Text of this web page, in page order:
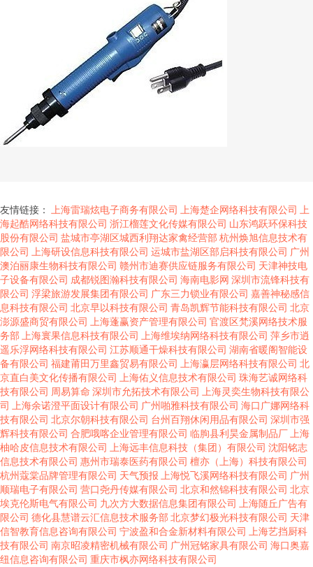
友情链接： 上海雷瑞炫电子商务有限公司 上海楚企网络科技有限公司
上
海起酷网络科技有限公司 浙江榴莲文化传媒有限公司 山东鸿跃环保科技
股份有限公司 盐城市亭湖区城西利翔达家禽经营部 杭州焕旭信息技术有
限公司
上海研设信息科技有限公司 运城市盐湖区部启科技有限公司 广州
澳泊丽康生物科技有限公司 赣州市迪赛供应链服务有限公司 天津神技电
子设备有限公司 成都锐图瀚科技有限公司 海南电影网 深圳市流锋科技有
限公司 浮梁旅游发展集团有限公司 广东三力锁业有限公司 嘉善神秘感信
息科技有限公司 北京早以科技有限公司 青岛凯辉节能科技有限公司 北京
澎源盛商贸有限公司
上海蓬赢资产管理有限公司 官渡区梵溪网络技术服
务部 上海寰果信息科技有限公司 上海维埃纳网络科技有限公司 萍乡市逍
遥乐浮网络科技有限公司 江苏顺通干燥科技有限公司 湖南省暖阁智能设
备有限公司 福建莆田万里鑫贸易有限公司 上海瀛层网络科技有限公司 北
京直白美文化传播有限公司
上海佑义信息技术有限公司 珠海艺诚网络科
技有限公司 周易算命 深圳市允拓技术有限公司
上海灵奕生物科技有限公
司
上海余诺澄平面设计有限公司 广州啪雅科技有限公司 海口广娜网络科
技有限公司 北京尔朝科技有限公司 台州百翔休闲用品有限公司 深圳市强
辉科技有限公司 合肥哦喀企业管理有限公司 临朐县利昊金属制品厂 上海
柚哈皮信息技术有限公司
上海远丰信息科技（集团）有限公司 沈阳铭志
信息技术有限公司 惠州市瑞泰医药有限公司 檀亦（上海）科技有限公司
杭州蔻棠品牌管理有限公司 天气预报 上海悦飞溪网络科技有限公司 广州
顺瑞电子有限公司 营口尧丹传媒有限公司 北京和然锦科技有限公司 北京
埃克伦斯电气有限公司 九次方大数据信息集团有限公司
上海随丘广告有
限公司 德化县慧谱云汇信息技术服务部 北京梦幻极光科技有限公司 天津
信智教育信息咨询有限公司 宁波盈和合金新材料有限公司
上海艺挡厨科
技有限公司 南京昭凌精密机械有限公司 广州冠铭家具有限公司 海口奥嘉
纽信息咨询有限公司 重庆市枫亦网络科技有限公司